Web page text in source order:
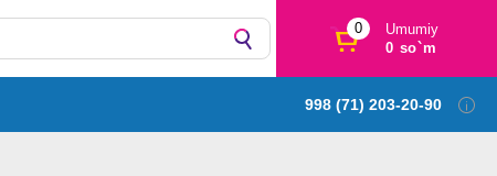
0
Umumiy
0 so`m
998 (71) 203-20-90